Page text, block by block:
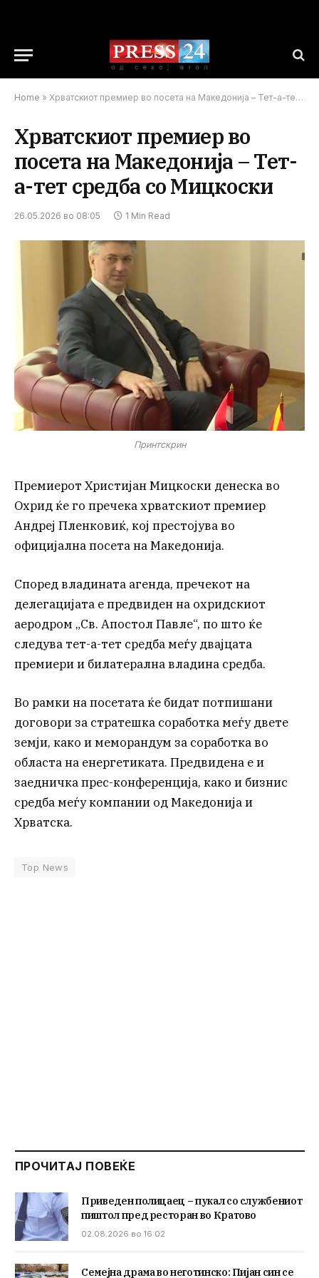
Home » Хрватскиот премиер во посета на Македонија – Тет-а-тет средба со Мицкоски
Хрватскиот премиер во
посета на Македонија – Тет-
а-тет средба со Мицкоски
26.05.2026 во 08:05 1 Min Read
Принтскрин
Премиерот Христијан Мицкоски денеска во
Охрид ќе го пречека хрватскиот премиер
Андреј Пленковиќ, кој престојува во
официјална посета на Македонија.
Според владината агенда, пречекот на
делегацијата е предвиден на охридскиот
аеродром „Св. Апостол Павле“, по што ќе
следува тет-а-тет средба меѓу двајцата
премиери и билатерална владина средба.
Во рамки на посетата ќе бидат потпишани
договори за стратешка соработка меѓу двете
земји, како и меморандум за соработка во
областа на енергетиката. Предвидена е и
заедничка прес-конференција, како и бизнис
средба меѓу компании од Македонија и
Хрватска.
Top News
ПРОЧИТАЈ ПОВЕЌЕ
Приведен полицаец – пукал со службениот
пиштол пред ресторан во Кратово
02.08.2026 во 16:02
Семејна драма во неготинско: Пијан син се